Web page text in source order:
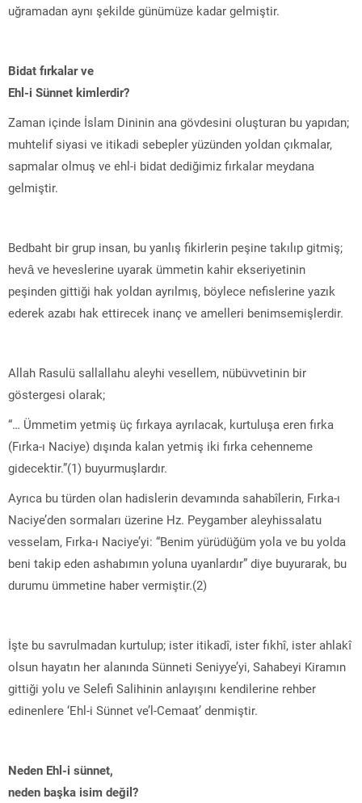
uğramadan aynı şekilde günümüze kadar gelmiştir.
Bidat fırkalar ve
Ehl-i Sünnet kimlerdir?
Zaman içinde İslam Dininin ana gövdesini oluşturan bu yapıdan;
muhtelif siyasi ve itikadi sebepler yüzünden yoldan çıkmalar,
sapmalar olmuş ve ehl-i bidat dediğimiz fırkalar meydana
gelmiştir.
Bedbaht bir grup insan, bu yanlış fikirlerin peşine takılıp gitmiş;
hevâ ve heveslerine uyarak ümmetin kahir ekseriyetinin
peşinden gittiği hak yoldan ayrılmış, böylece nefislerine yazık
ederek azabı hak ettirecek inanç ve amelleri benimsemişlerdir.
Allah Rasulü sallallahu aleyhi vesellem, nübüvvetinin bir
göstergesi olarak;
“… Ümmetim yetmiş üç fırkaya ayrılacak, kurtuluşa eren fırka
(Fırka-ı Naciye) dışında kalan yetmiş iki fırka cehenneme
gidecektir.”(1) buyurmuşlardır.
Ayrıca bu türden olan hadislerin devamında sahabîlerin, Fırka-ı
Naciye’den sormaları üzerine Hz. Peygamber aleyhissalatu
vesselam, Fırka-ı Naciye’yi: “Benim yürüdüğüm yola ve bu yolda
beni takip eden ashabımın yoluna uyanlardır” diye buyurarak, bu
durumu ümmetine haber vermiştir.(2)
İşte bu savrulmadan kurtulup; ister itikadî, ister fıkhî, ister ahlakî
olsun hayatın her alanında Sünneti Seniyye’yi, Sahabeyi Kiramın
gittiği yolu ve Selefi Salihinin anlayışını kendilerine rehber
edinenlere ‘Ehl-i Sünnet ve’l-Cemaat’ denmiştir.
Neden Ehl-i sünnet,
neden başka isim değil?